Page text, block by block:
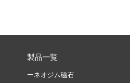
製品一覧
ーネオジム磁石